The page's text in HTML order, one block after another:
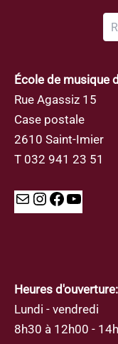
École de musique
Rue Agassiz 15
Case postale
2610 Saint-Imier
T 032 941 23 51
MailInstagram
Facebook
Heures d'ouverture:
Lundi - vendredi
8h30 à 12h00 -